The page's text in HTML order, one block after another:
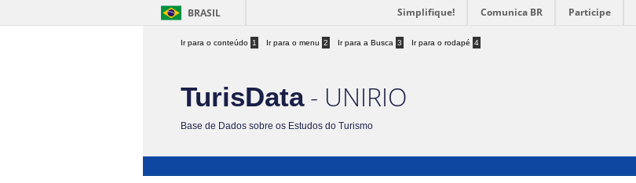
BRASIL Simplifique! Comunica BR Participe
Ir para o conteúdo 1 Ir para o menu 2 Ir para a Busca 3 Ir para o rodapé 4
TurisData- UNIRIO
Base de Dados sobre os Estudos do Turismo